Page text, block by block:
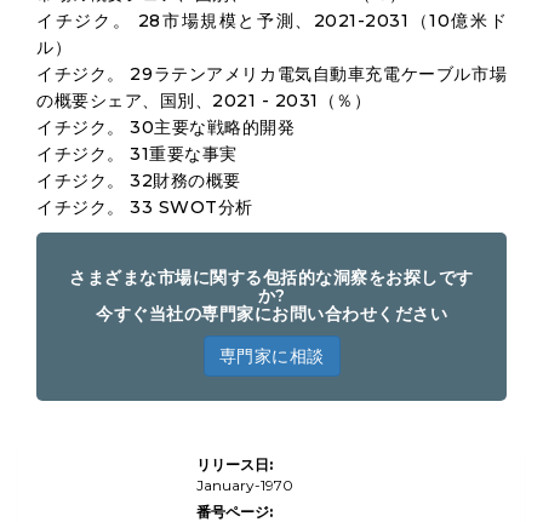
イチジク。 28市場規模と予測、2021-2031（10億米ド
ル）
イチジク。 29ラテンアメリカ電気自動車充電ケーブル市場
の概要シェア、国別、2021 - 2031（％）
イチジク。 30主要な戦略的開発
イチジク。 31重要な事実
イチジク。 32財務の概要
イチジク。 33 SWOT分析
さまざまな市場に関する包括的な洞察をお探しです
か?
今すぐ当社の専門家にお問い合わせください
専門家に相談
リリース日:
January-1970
番号ページ: